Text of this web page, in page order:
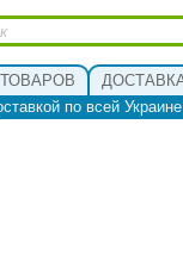
по всей